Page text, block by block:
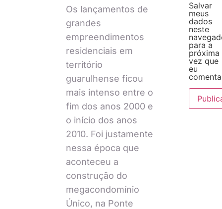
Os lançamentos de
grandes
empreendimentos
residenciais em
território
guarulhense ficou
mais intenso entre o
fim dos anos 2000 e
o início dos anos
2010. Foi justamente
nessa época que
aconteceu a
construção do
megacondomínio
Único, na Ponte
Salvar
meus
dados
neste
para a
próxima
vez que
eu